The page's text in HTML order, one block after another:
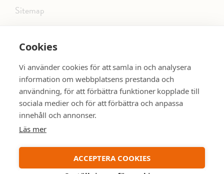
Cookies
Vi använder cookies för att samla in och analysera
information om webbplatsens prestanda och
användning, för att förbättra funktioner kopplade till
sociala medier och för att förbättra och anpassa
innehåll och annonser.
Läs mer
ACCEPTERA COOKIES
Sitemap
FÖLJ OSS PÅ SOCIALA MEDIER
SE MER SKOR: dinsko.se